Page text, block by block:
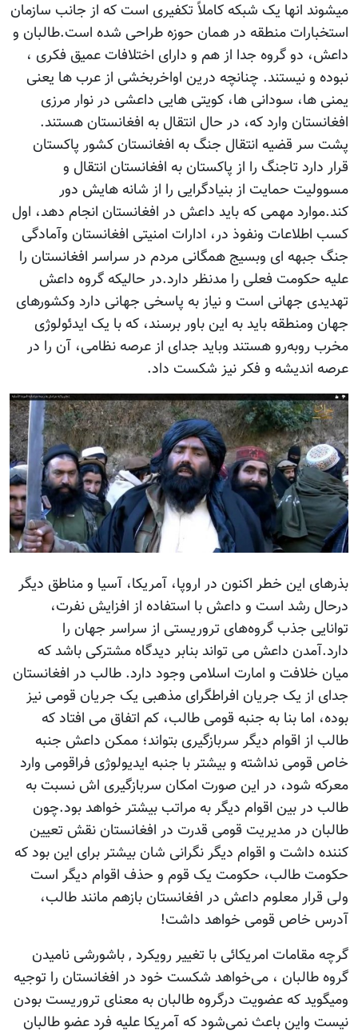
میشوند انها یک شبکه کاملاً تکفیری است که از جانب سازمان
استخبارات منطقه در همان حوزه طراحی شده است.طالبان و
داعش، دو گروه جدا از هم و دارای اختلافات عمیق فکری ،
نبوده و نیستند. چنانچه درین اواخربخشی از عرب ها یعنی
یمنی ها، سودانی ها، کویتی هایی داعشی در نوار مرزی
افغانستان وارد که، در حال انتقال به افغانستان هستند.
پشت سر قضیه انتقال جنگ به افغانستان کشور پاکستان
قرار دارد تاجنگ را از پاکستان به افغانستان انتقال و
مسوولیت حمایت از بنیادگرایی را از شانه هایش دور
کند.موارد مهمی که باید داعش در افغانستان انجام دهد، اول
کسب اطلاعات ونفوذ در، ادارات امنیتی افغانستان وآمادگی
جنگ جبهه ای وبسیج همگانی مردم در سراسر افغانستان را
علیه حکومت فعلی را مدنظر دارد.در حالیکه گروه داعش
تهدیدی جهانی است و نیاز به پاسخی جهانی دارد وکشورهای
جهان ومنطقه باید به این باور برسند، که با یک ایدئولوژی
مخرب روبه‌رو هستند وباید جدای از عرصه نظامی، آن را در
عرصه اندیشه و فکر نیز شکست داد.
بذرهای این خطر اکنون در اروپا، آمریکا، آسیا و مناطق دیگر
درحال رشد است و داعش با استفاده از افزایش نفرت،
توانایی جذب گروه‌های تروریستی از سراسر جهان را
دارد.آمدن داعش می تواند بنابر دیدگاه مشترکی باشد که
میان خلافت و امارت اسلامی وجود دارد. طالب در افغانستان
جدای از یک جریان افراطگرای مذهبی یک جریان قومی نیز
بوده، اما بنا به جنبه قومی طالب، کم اتفاق می افتاد که
طالب از اقوام دیگر سربازگیری بتواند؛ ممکن داعش جنبه
خاص قومی نداشته و بیشتر با جنبه ایدیولوژی فراقومی وارد
معرکه شود، در این صورت امکان سربازگیری اش نسبت به
طالب در بین اقوام دیگر به مراتب بیشتر خواهد بود.چون
طالبان در مدیریت قومی قدرت در افغانستان نقش تعیین
کننده داشت و اقوام دیگر نگرانی شان بیشتر برای این بود که
حکومت طالب، حکومت یک قوم و حذف اقوام دیگر است
ولی قرار معلوم داعش در افغانستان بازهم مانند طالب،
آدرس خاص قومی خواهد داشت!
گرچه مقامات امریکائی با تغییر رویکرد , باشورشی نامیدن
گروه‌ طالبان ، می‌خواهد شکست خود در افغانستان را توجیه
ومیگوید که عضویت درگروه طالبان به معنای تروریست بودن
نیست واین باعث نمی‌شود که آمریکا علیه فرد عضو طالبان